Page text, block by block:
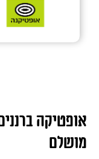
אופטיקה
מושלם